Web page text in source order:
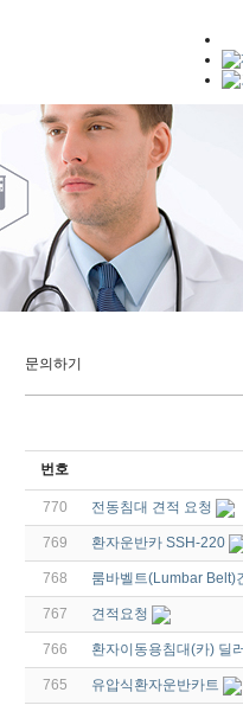
문의하기
번호
770 전동침대 견적 요청
769 환자운반카 SSH-220
768 룸바벨트(Lumbar Belt)
767 견적요청
766 환자이동용침대(카) 딜
765 유압식환자운반카트